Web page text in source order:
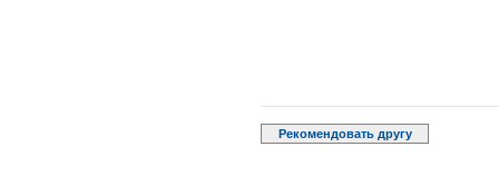
Рекомендовать другу